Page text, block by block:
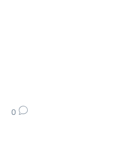
0